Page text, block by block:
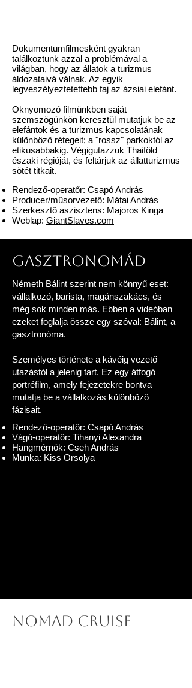
Dokumentumfilmesként gyakran
találkoztunk azzal a problémával a
világban, hogy az állatok a turizmus
áldozataivá válnak. Az egyik
legveszélyeztetettebb faj az ázsiai elefánt.
Oknyomozó filmünkben saját
szemszögünkön keresztül mutatjuk be az
elefántok és a turizmus kapcsolatának
különböző rétegeit; a "rossz" parkoktól az
etikusabbakig. Végigutazzuk Thaiföld
északi régióját, és feltárjuk az állatturizmus
sötét titkait.
Rendező-operatőr: Csapó András
Producer/műsorvezető: Mátai András
Szerkesztő aszisztens: Majoros Kinga
Weblap: GiantSlaves.com
Gasztronomád
Németh Bálint szerint nem könnyű eset:
vállalkozó, barista, magánszakács, és
még sok minden más. Ebben a videóban
ezeket foglalja össze egy szóval: Bálint, a
gasztronóma.
Személyes története a kávéig vezető
utazástól a jelenig tart. Ez egy átfogó
portréfilm, amely fejezetekre bontva
mutatja be a vállalkozás különböző
fázisait.
Rendező-operatőr: Csapó András
Vágó-operatőr: Tihanyi Alexandra
Hangmérnök: Cseh András
Munka: Kiss Orsolya
NOMAD CRUISE